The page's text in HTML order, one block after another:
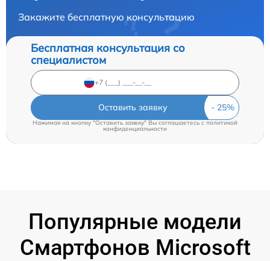
Закажите бесплатную консультацию
Бесплатная консультация со
специалистом
Оставить заявку
Нажимая на кнопку "Оставить заявку" Вы соглашаетесь cполитикой
конфиденциальности
Популярные модели
Смартфонов Microsoft